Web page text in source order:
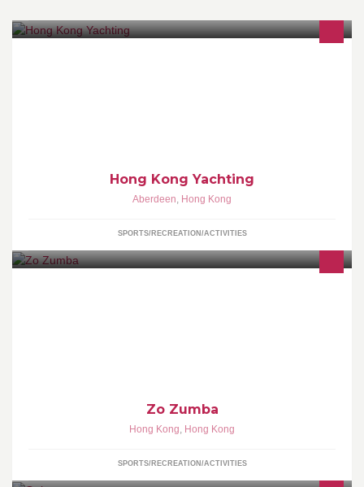
Hong Kong Yachting
Aberdeen, Hong Kong
SPORTS/RECREATION/ACTIVITIES
Zo Zumba
Hong Kong, Hong Kong
SPORTS/RECREATION/ACTIVITIES